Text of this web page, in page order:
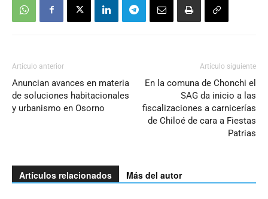
Artículo anterior
Anuncian avances en materia
de soluciones habitacionales
y urbanismo en Osorno
Artículo siguiente
En la comuna de Chonchi el
SAG da inicio a las
fiscalizaciones a carnicerías
de Chiloé de cara a Fiestas
Patrias
Artículos relacionados Más del autor